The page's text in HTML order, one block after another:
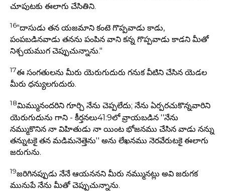
చూపుటకు ఈలాగు చేసితిని.
16"దాసుడు తన యజమాని కంటె గొప్పవాడు కాడు,
పంపబడినవాడు తనను పంపిన వాని కన్న గొప్పవాడు కాడని మీతో
నిశ్చయముగ చెప్పుచున్నాను."
17ఈ సంగతులను మీరు యెరుగుదురు గనుక వీటిని చేసిన యెడల
మీరు ధన్యులగుదురు.
18మిమ్మునందరిని గూర్చి నేను చెప్పలేదు; నేను ఏర్పరచుకొన్నవారిని
యెరుగుదును గాని - కీర్తనలు41:9లో వ్రాయబడిన ''నేను
నమ్ముకొనిన నా విహితుడు నా యింట భోజనము చేసిన వాడు నన్ను
తన్నుటకై తన మడిమనెత్తెను'' అను లేఖనము నెరవేరుటకై ఈలాగు
జరుగును.
19జరిగినప్పుడు నేనే ఆయననని మీరు నమ్మునట్లు అవి జరుగక
మునుపే నేను మీతో చెప్పుచున్నాను.